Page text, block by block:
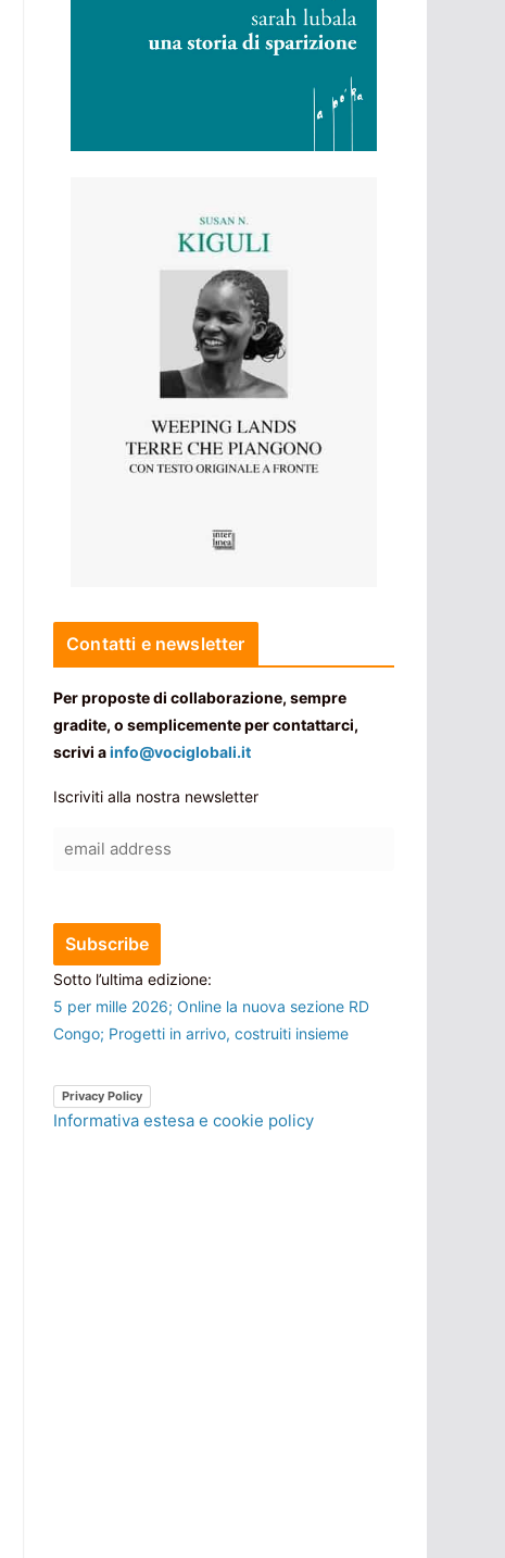
Contatti e newsletter
Per proposte di collaborazione, sempre
gradite, o semplicemente per contattarci,
scrivi ainfo@vociglobali.it
Iscriviti alla nostra newsletter
Sotto l’ultima edizione:
5 per mille 2026; Online la nuova sezione RD
Congo; Progetti in arrivo, costruiti insieme
Privacy Policy
Informativa estesa e cookie policy